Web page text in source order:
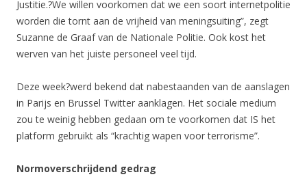
Justitie.?We willen voorkomen dat we een soort internetpolitie
worden die tornt aan de vrijheid van meningsuiting”, zegt
Suzanne de Graaf van de Nationale Politie. Ook kost het
werven van het juiste personeel veel tijd.
Deze week?werd bekend dat nabestaanden van de aanslagen
in Parijs en Brussel Twitter aanklagen. Het sociale medium
zou te weinig hebben gedaan om te voorkomen dat IS het
platform gebruikt als “krachtig wapen voor terrorisme”.
Normoverschrijdend gedrag